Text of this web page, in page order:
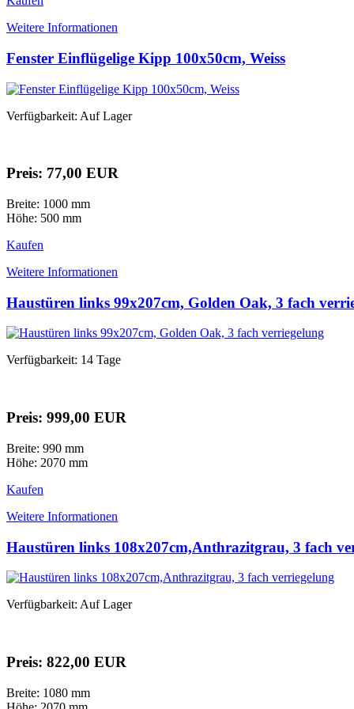
Weitere Informationen
Fenster Einflügelige Kipp 100x50cm, Weiss
Verfügbarkeit: Auf Lager
Preis: 77,00 EUR
Breite: 1000 mm
Höhe: 500 mm
Kaufen
Weitere Informationen
Haustüren links 99x207cm, Golden Oak, 3 fach
Verfügbarkeit: 14 Tage
Preis: 999,00 EUR
Breite: 990 mm
Höhe: 2070 mm
Kaufen
Weitere Informationen
Haustüren links 108x207cm,Anthrazitgrau, 3 fach
Verfügbarkeit: Auf Lager
Preis: 822,00 EUR
Breite: 1080 mm